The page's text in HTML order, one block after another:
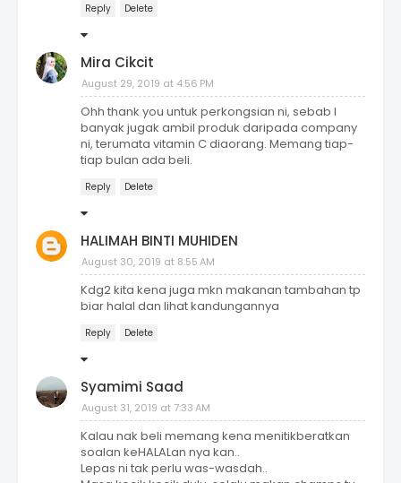
Reply Delete
Mira Cikcit
August 29, 2019 at 4:56 PM
Ohh thank you untuk perkongsian ni, sebab I
banyak jugak ambil produk daripada company
ni, terumata vitamin C diaorang. Memang tiap-
tiap bulan ada beli.
Reply Delete
HALIMAH BINTI MUHIDEN
August 30, 2019 at 8:55 AM
Kdg2 kita kena juga mkn makanan tambahan tp
biar halal dan lihat kandungannya
Reply Delete
Syamimi Saad
August 31, 2019 at 7:33 AM
Kalau nak beli memang kena menitikberatkan
soalan keHALALan nya kan..
Lepas ni tak perlu was-wasdah..